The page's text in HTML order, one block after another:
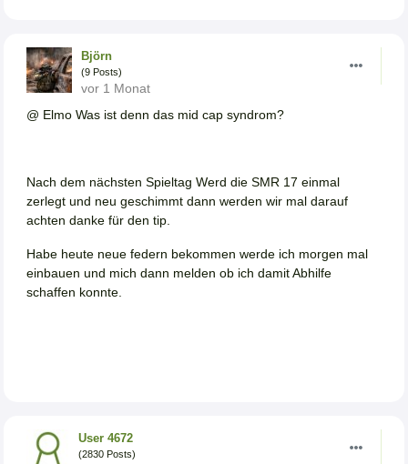
Björn
(9 Posts)
vor 1 Monat
@ Elmo Was ist denn das mid cap syndrom?
Nach dem nächsten Spieltag Werd die SMR 17 einmal
zerlegt und neu geschimmt dann werden wir mal darauf
achten danke für den tip.
Habe heute neue federn bekommen werde ich morgen mal
einbauen und mich dann melden ob ich damit Abhilfe
schaffen konnte.
User 4672
(2830 Posts)